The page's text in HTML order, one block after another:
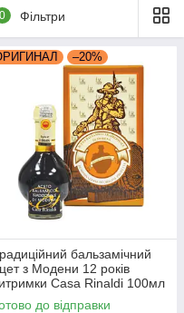
0 Фільтри
–20%
бальзамічний
з Модени 12 років
Casa Rinaldi 100мл
до відправки